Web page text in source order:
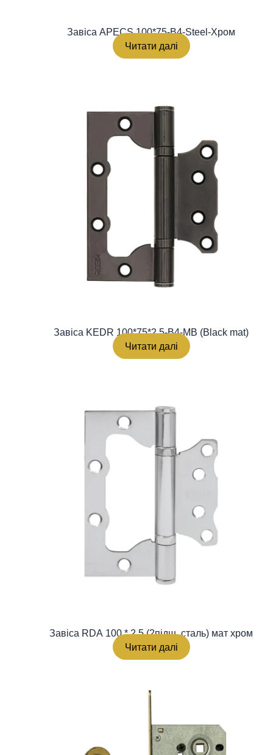
Завіса APECS 100*75-B4-Steel-Хром
Читати далі
Завіса KEDR 100*75*2.5-B4-MB (Black mat)
Читати далі
Завіса RDA 100 * 2,5 (2підш, сталь) мат хром
Читати далі